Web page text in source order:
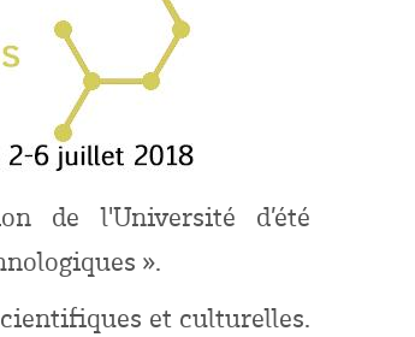
de l'Université d’été
».
et culturelles.